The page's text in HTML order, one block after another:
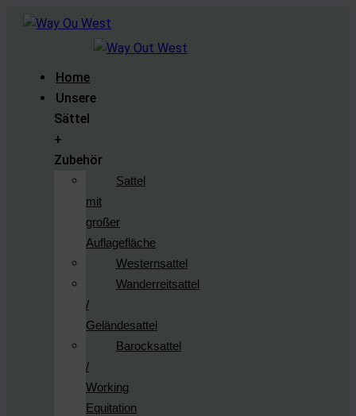
Home
Unsere
Sättel
+
Zubehör
Sattel
mit
großer
Auflagefläche
Westernsattel
Wanderreitsattel
/
Geländesattel
Barocksattel
/
Working
Equitation